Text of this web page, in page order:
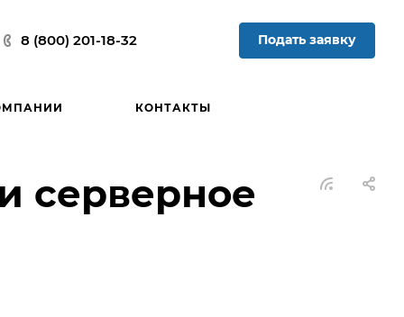
8 (800) 201-18-32 Подать заявку
КОНТАКТЫ
серверное